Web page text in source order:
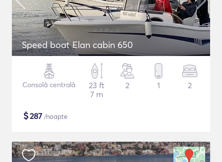
Speed boat Elan cabin 650
Consolă centrală
23 ft
7 m
2 1 2
$287 /noapte